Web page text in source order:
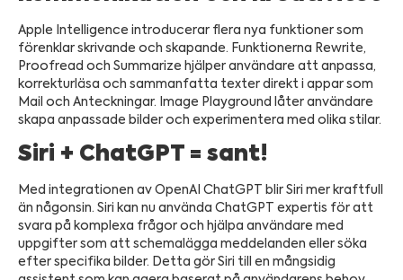
Apple Intelligence introducerar flera nya funktioner som
förenklar skrivande och skapande. Funktionerna Rewrite,
Proofread och Summarize hjälper användare att anpassa,
korrekturläsa och sammanfatta texter direkt i appar som
Mail och Anteckningar. Image Playground låter användare
skapa anpassade bilder och experimentera med olika stilar.
Siri + ChatGPT = sant!
Med integrationen av OpenAI ChatGPT blir Siri mer kraftfull
än någonsin. Siri kan nu använda ChatGPT expertis för att
svara på komplexa frågor och hjälpa användare med
uppgifter som att schemalägga meddelanden eller söka
efter specifika bilder. Detta gör Siri till en mångsidig